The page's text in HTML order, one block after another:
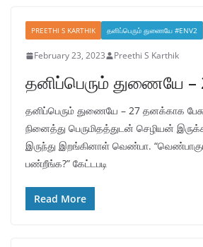
PREETHI S KARTHIK தனிப்பெரும் துணையே #ENV2
February 23, 2023 Preethi S Karthik
தனிப்பெரும் துணையே –
தனிப்பெரும் துணையே – 27 தனக்காக
நினைத்து பெருமிதத்துடன் செழியன் இருக்க,
இருந்து இறங்கினாள் வெண்பா.
பண்றீங்க?” கேட்டபடி
Read More